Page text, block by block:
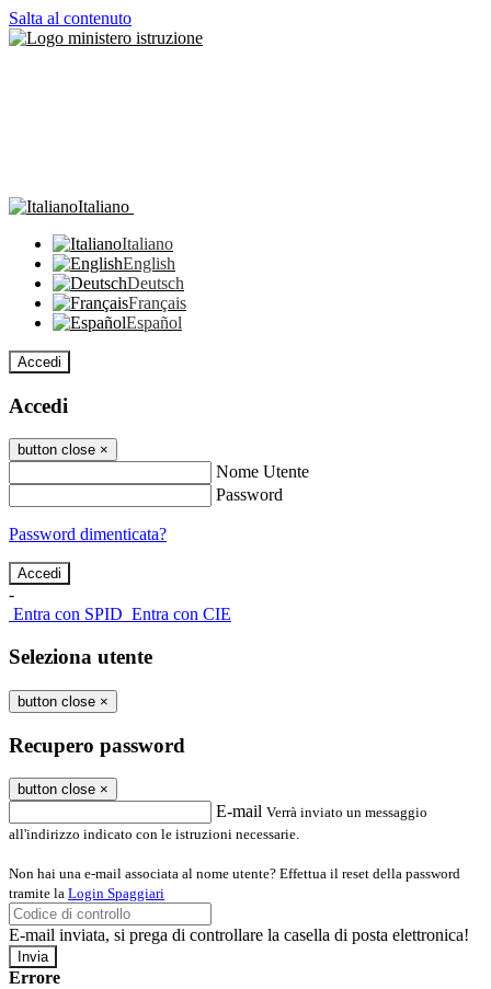
Salta al contenuto
Italiano
Italiano
English
Deutsch
Français
Español
Accedi
Accedi
button close ×
Nome Utente
Password
Password dimenticata?
-
Entra con SPID Entra con CIE
Seleziona utente
button close ×
Recupero password
button close ×
E-mail Verrà inviato un messaggio
all'indirizzo indicato con le istruzioni necessarie.
Non hai una e-mail associata al nome utente? Effettua il reset della password
tramite la Login Spaggiari
E-mail inviata, si prega di controllare la casella di posta elettronica!
Errore